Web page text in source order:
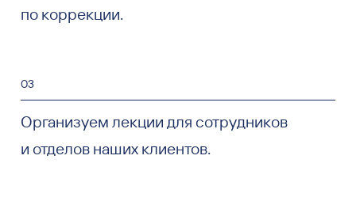
по коррекции.
03
Организуем лекции для сотрудников
и отделов наших клиентов.